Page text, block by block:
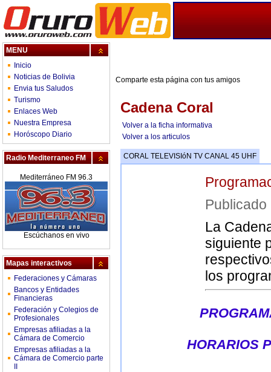
MENU
Inicio
Noticias de Bolivia
Envia tus Saludos
Turismo
Enlaces Web
Nuestra Empresa
Horóscopo Diario
Radio Mediterraneo FM
Mediterráneo FM 96.3
Escúchanos en vivo
Mapas interactivos
Federaciones y Cámaras
Bancos y Entidades
Financieras
Federación y Colegios de
Profesionales
Empresas afiliadas a la
Cámara de Comercio
Empresas afiliadas a la
Cámara de Comercio parte
Comparte esta página con tus amigos
Cadena Coral
Volver a la ficha informativa
Volver a los articulos
CORAL TELEVISIóN TV CANAL 45 UHF
La
siguiente
los
HORARIOS